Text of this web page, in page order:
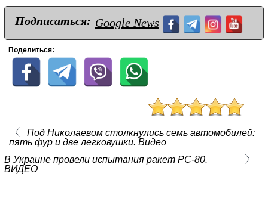
Подписаться: Google News
Поделиться:
Под Николаевом столкнулись семь автомобилей:
пять фур и две легковушки. Видео
В Украине провели испытания ракет РС-80.
ВИДЕО